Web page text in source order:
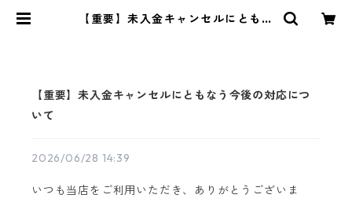
【重要】未入金キャンセルにともな
【重要】未入金キャンセルにともなう今後の対応につ
いて
2026/06/28 14:39
いつも当店をご利用いただき、ありがとうございま